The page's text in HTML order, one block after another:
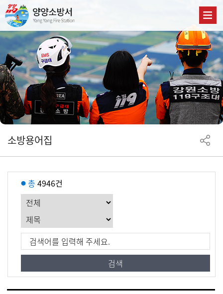
소방용어집
총 4946건